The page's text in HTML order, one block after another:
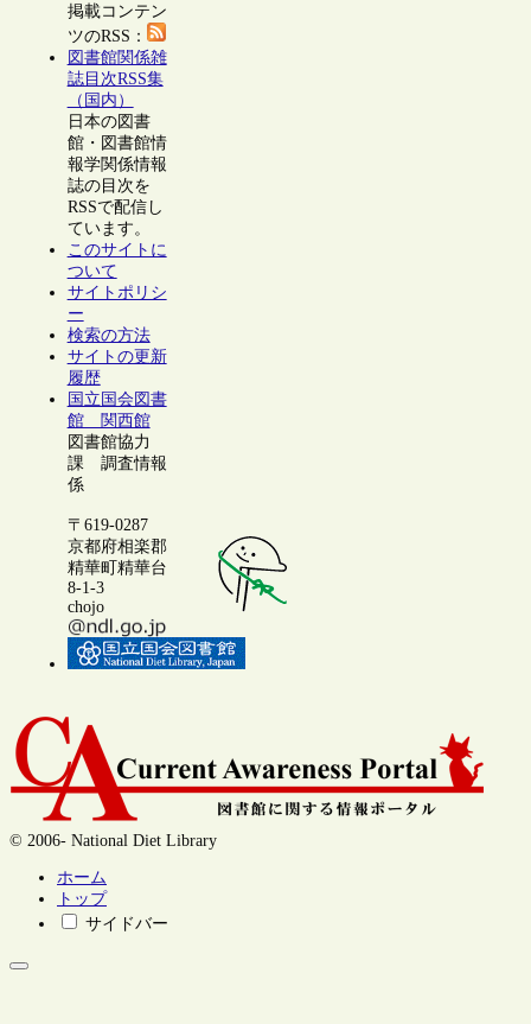
掲載コンテン
ツのRSS：
図書館関係雑
誌目次RSS集
（国内）
日本の図書
館・図書館情
報学関係情報
誌の目次を
RSSで配信し
ています。
このサイトに
ついて
サイトポリシ
ー
検索の方法
サイトの更新
履歴
国立国会図書
館 関西館
図書館協力
課 調査情報
係
〒619-0287
京都府相楽郡
精華町精華台
8-1-3
chojo
© 2006- National Diet Library
ホーム
トップ
サイドバー